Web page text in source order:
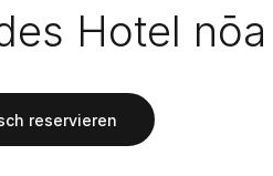
Hotel
reservieren